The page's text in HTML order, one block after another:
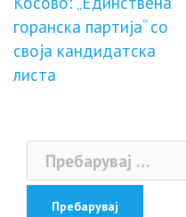
на
напис
горанска партија“ со
своја кандидатска
листа
Пребарувај
за: